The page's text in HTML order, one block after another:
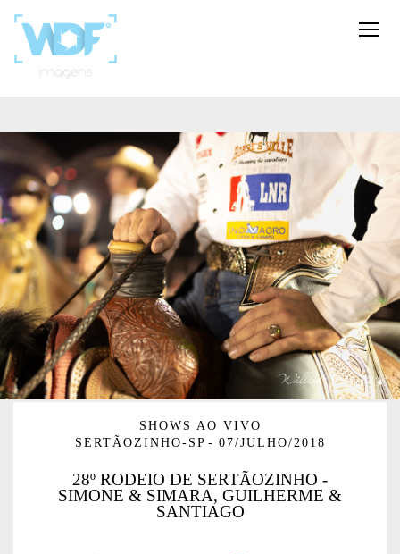
SHOWS AO VIVO
SERTÃOZINHO-SP
07/JULHO/2018
28º RODEIO DE SERTÃOZINHO -
SIMONE & SIMARA, GUILHERME &
SANTIAGO